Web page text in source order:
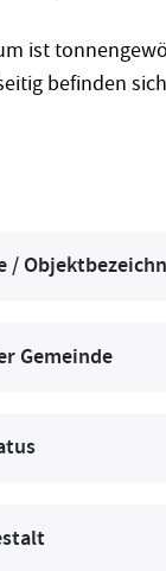
ist
befinden
/
Gemeinde